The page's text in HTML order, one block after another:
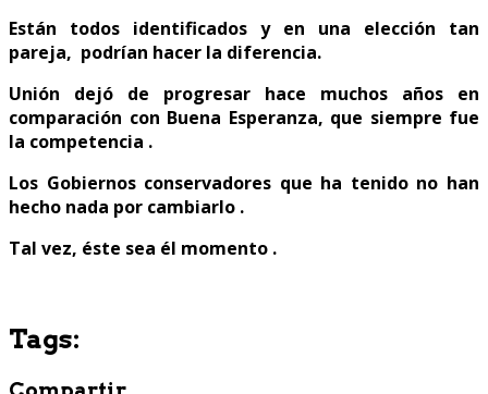
Están todos identificados y en una elección tan
pareja, podrían hacer la diferencia.
Unión dejó de progresar hace muchos años en
comparación con Buena Esperanza, que siempre fue
la competencia .
Los Gobiernos conservadores que ha tenido no han
hecho nada por cambiarlo .
Tal vez, éste sea él momento .
Tags: